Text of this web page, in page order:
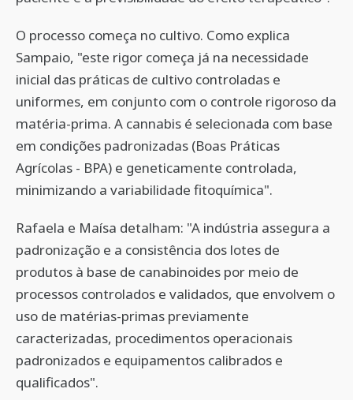
O processo começa no cultivo. Como explica
Sampaio, "este rigor começa já na necessidade
inicial das práticas de cultivo controladas e
uniformes, em conjunto com o controle rigoroso da
matéria-prima. A cannabis é selecionada com base
em condições padronizadas (Boas Práticas
Agrícolas - BPA) e geneticamente controlada,
minimizando a variabilidade fitoquímica".
Rafaela e Maísa detalham: "A indústria assegura a
padronização e a consistência dos lotes de
produtos à base de canabinoides por meio de
processos controlados e validados, que envolvem o
uso de matérias-primas previamente
caracterizadas, procedimentos operacionais
padronizados e equipamentos calibrados e
qualificados".